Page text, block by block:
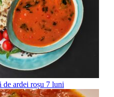
de ardei roșu 7 luni